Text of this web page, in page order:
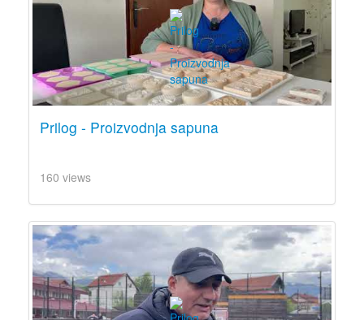
Prilog - Proizvodnja sapuna
160 views